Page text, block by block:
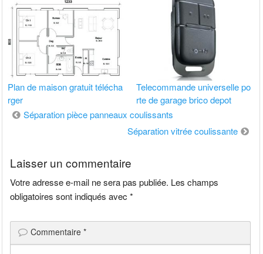
Plan de maison gratuit télécha
rger
Telecommande universelle po
rte de garage brico depot
Navigation
Séparation pièce panneaux coulissants
Séparation vitrée coulissante
Laisser un commentaire
Votre adresse e-mail ne sera pas publiée. Les champs
obligatoires sont indiqués avec*
Commentaire*